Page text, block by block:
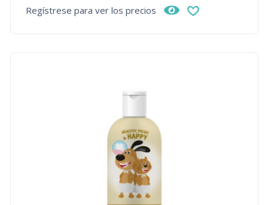
Regístrese para ver los precios